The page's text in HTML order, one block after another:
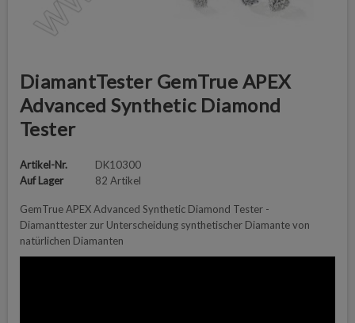
DiamantTester GemTrue APEX
Advanced Synthetic Diamond
Tester
Artikel-Nr.
DK10300
Auf Lager
82 Artikel
GemTrue APEX Advanced Synthetic Diamond Tester -
Diamanttester zur Unterscheidung synthetischer Diamante von
natürlichen Diamanten